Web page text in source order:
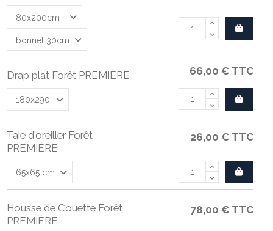
Drap plat Forêt PREMIÈRE 66,00 € TTC
Taie d'oreiller Forêt
PREMIÈRE
26,00 € TTC
Housse de Couette Forêt
PREMIÈRE
78,00 € TTC